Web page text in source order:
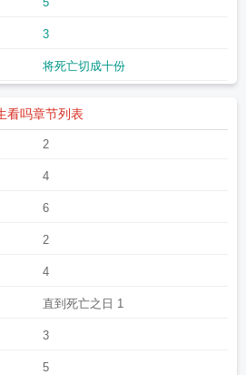
诡计博物馆剧本杀跨国的三重密室
3
将死亡切成十份
看吗章节列表
2
4
6
2
4
直到死亡之日 1
3
5